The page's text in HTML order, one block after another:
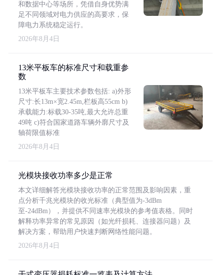
和数据中心等场所，凭借自身优势满
足不同领域对电力供应的高要求，保
障电力系统稳定运行。
2026年8月4日
13米平板车的标准尺寸和载重参
数
13米平板车主要技术参数包括: a)外形
尺寸:长13m×宽2.45m,栏板高55cm b)
承载能力:标载30-35吨,最大允许总重
49吨 c)符合国家道路车辆外廓尺寸及
轴荷限值标准
2026年8月4日
光模块接收功率多少是正常
本文详细解答光模块接收功率的正常范围及影响因素，重
点分析千兆光模块的收光标准（典型值为-3dBm
至-24dBm），并提供不同速率光模块的参考值表格。同时
解释功率异常的常见原因（如光纤损耗、连接器问题）及
解决方案，帮助用户快速判断网络性能问题。
2026年8月4日